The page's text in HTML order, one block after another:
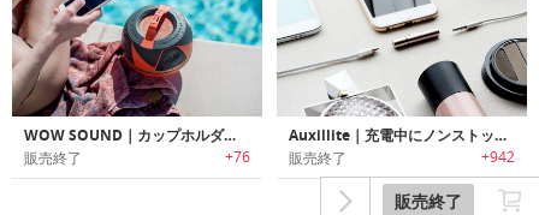
販売終了
WOW SOUND｜カップホルダーにも収まるアウトドアに最適なウォータープルーフポータブルスピーカー「ワウサウンド」
販売終了 +76
Auxillite｜充電中にノンストップで音楽を楽しめるスリムデザインアダプター「オーキシーライト」
販売終了 +942